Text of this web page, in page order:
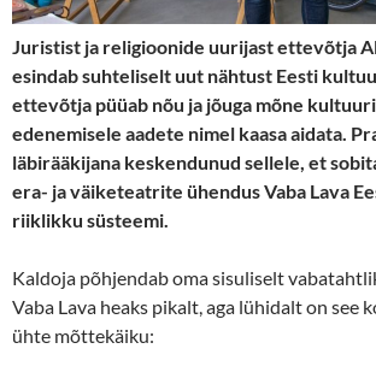
Juristist ja religioonide uurijast ettevõtja
esindab suhteliselt uut nähtust Eesti
ettevõtja püüab nõu ja jõuga mõne
edenemisele aadete nimel kaasa aidata.
läbirääkijana keskendunud sellele, et
era- ja väiketeatrite ühendus Vaba Lava
riiklikku süsteemi.
Kaldoja põhjendab oma sisuliselt
Vaba Lava heaks pikalt, aga lühidalt on see
ühte mõttekäiku: